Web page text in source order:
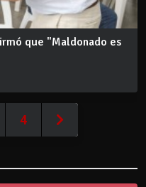
que "Maldonado es
4